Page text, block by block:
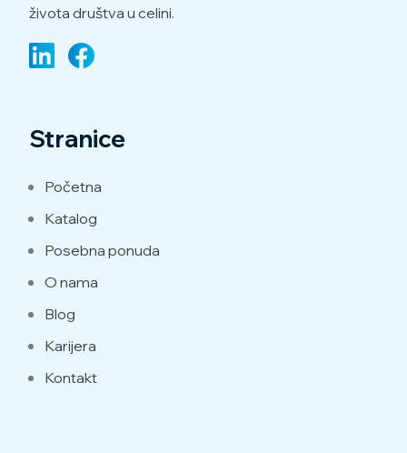
života društva u celini.
Stranice
Početna
Katalog
Posebna ponuda
O nama
Blog
Karijera
Kontakt